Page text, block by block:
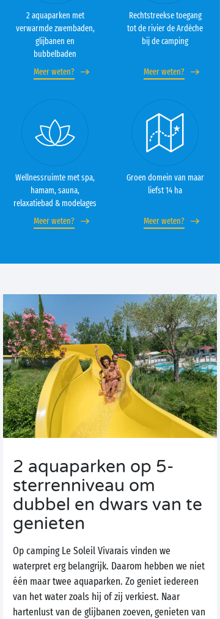
2 aquaparken met
verwarmde zwembaden,
glijbanen en
bubbelbaden
Meer weten?
Rechtstreekse toegang
tot de rivier de Ardèche
bij de camping
Meer weten?
Wellnessruimte met spa,
hamam, sauna,
relaxatiebad & modelages
Meer weten?
Groen domein van maar
liefst 14 ha
Meer weten?
2 aquaparken op 5-
sterrenniveau om
dubbel en dwars van te
genieten
Op camping Le Soleil Vivarais vinden we
waterpret erg belangrijk. Daarom hebben we niet
één maar twee aquaparken. Zo geniet iedereen
van het water zoals hij of zij verkiest. Naar
hartenlust van de glijbanen zoeven, genieten van